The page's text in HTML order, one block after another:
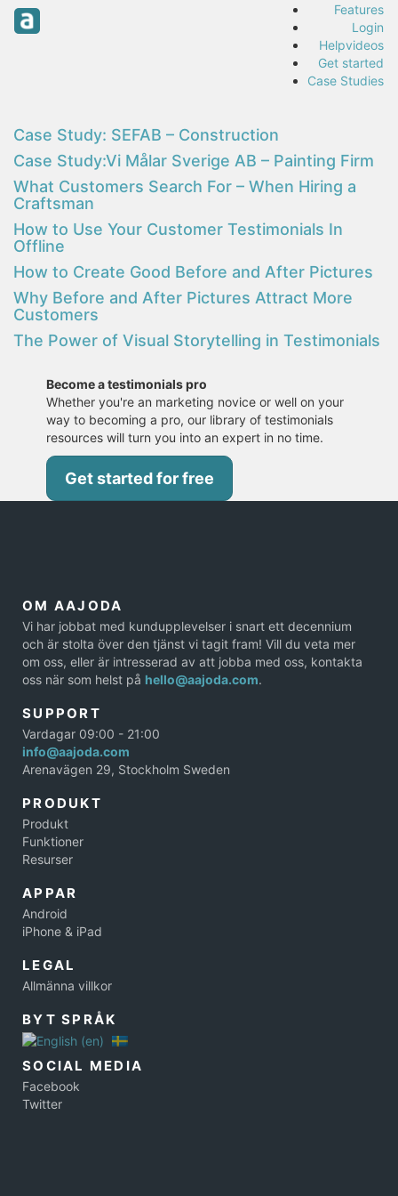
Features
Login
Helpvideos
Get started
Case Studies
Case Study: SEFAB – Construction
Case Study:Vi Målar Sverige AB – Painting Firm
What Customers Search For – When Hiring a
Craftsman
How to Use Your Customer Testimonials In
Offline
How to Create Good Before and After Pictures
Why Before and After Pictures Attract More
Customers
The Power of Visual Storytelling in Testimonials
Become a testimonials pro
Whether you're an marketing novice or well on your
way to becoming a pro, our library of testimonials
resources will turn you into an expert in no time.
Get started for free
OM AAJODA
Vi har jobbat med kundupplevelser i snart ett decennium
och är stolta över den tjänst vi tagit fram! Vill du veta mer
om oss, eller är intresserad av att jobba med oss, kontakta
oss när som helst på hello@aajoda.com.
SUPPORT
Vardagar 09:00 - 21:00
info@aajoda.com
Arenavägen 29, Stockholm Sweden
PRODUKT
Produkt
Funktioner
Resurser
APPAR
Android
iPhone & iPad
LEGAL
Allmänna villkor
BYT SPRÅK
SOCIAL MEDIA
Facebook
Twitter